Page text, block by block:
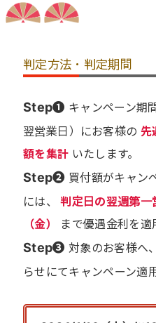
判定方法・判定期間
Step❶ キャンペーン期
翌営業日）にお客様の 先
額を集計 いたします。
Step❷ 買付額がキャン
には、
判定日の翌週第
（金）
まで優遇金利を適
Step❸ 対象のお客様へ
らせにてキャンペーン適